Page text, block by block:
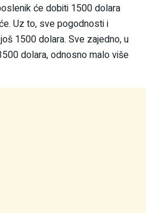
će dobiti 1500 dolara
Uz to, sve pogodnosti i
1500 dolara. Sve zajedno, u
dolara, odnosno malo više